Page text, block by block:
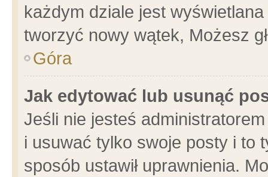
każdym dziale jest
tworzyć nowy wątek, Możesz
Góra
Jak edytować lub usunąć
Jeśli nie jesteś
i usuwać tylko swoje posty i to
sposób ustawił uprawnienia.